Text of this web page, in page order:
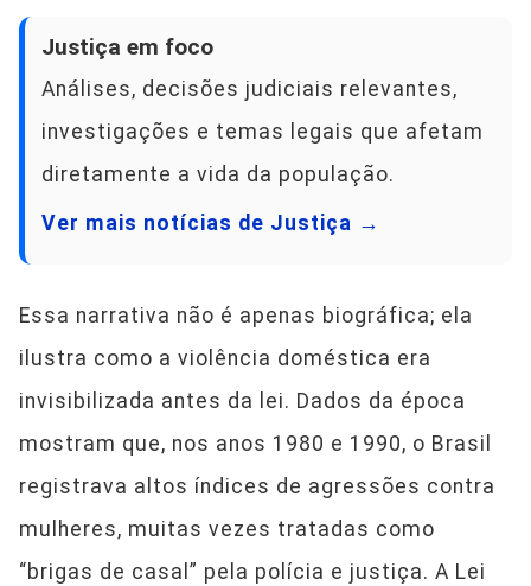
Justiça em foco
Análises, decisões judiciais relevantes,
investigações e temas legais que afetam
diretamente a vida da população.
Ver mais notícias de Justiça →
Essa narrativa não é apenas biográfica; ela
ilustra como a violência doméstica era
invisibilizada antes da lei. Dados da época
mostram que, nos anos 1980 e 1990, o Brasil
registrava altos índices de agressões contra
mulheres, muitas vezes tratadas como
“brigas de casal” pela polícia e justiça. A Lei